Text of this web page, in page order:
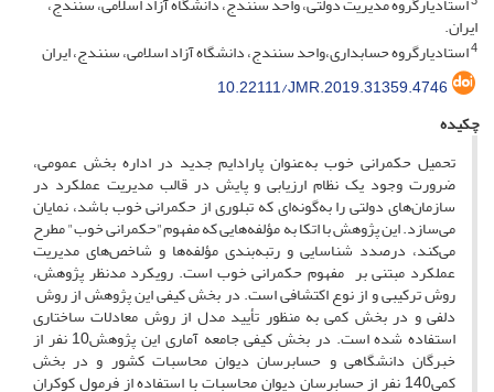
ایران.
4استادیارگروه حسابداری،واحد سنندج، دانشگاه آزاد اسلامی، سنندج، ایران
10.22111/JMR.2019.31359.4746
چکیده
تحمیل حکمرانی خوب به‌عنوان پارادایم جدید در اداره بخش عمومی،
ضرورت وجود یک نظام ارزیابی و پایش در قالب مدیریت عملکرد در
سازمان‌های دولتی را به‌گونه‌ای که تبلوری از حکمرانی خوب باشد، نمایان
می‌سازد. این پژوهش با اتکا به مؤلفه‌هایی که مفهوم"حکمرانی خوب" مطرح
می‌کند، درصدد شناسایی و رتبه‌بندی مؤلفه‌ها و شاخص‌های مدیریت
عملکرد مبتنی بر مفهوم حکمرانی خوب است. رویکرد مدنظر پژوهش،
روش ترکیبی و از نوع اکتشافی است. در بخش کیفی این پژوهش از روش
دلفی و در بخش کمی به ‌منظور تأیید مدل از روش معادلات ساختاری
استفاده‌ شده است. در بخش کیفی جامعه آماری این پژوهش10 نفر از
خبرگان دانشگاهی و حسابرسان دیوان محاسبات کشور و در بخش
کمی140 نفر از حسابرسان دیوان محاسبات با استفاده از فرمول کوکران